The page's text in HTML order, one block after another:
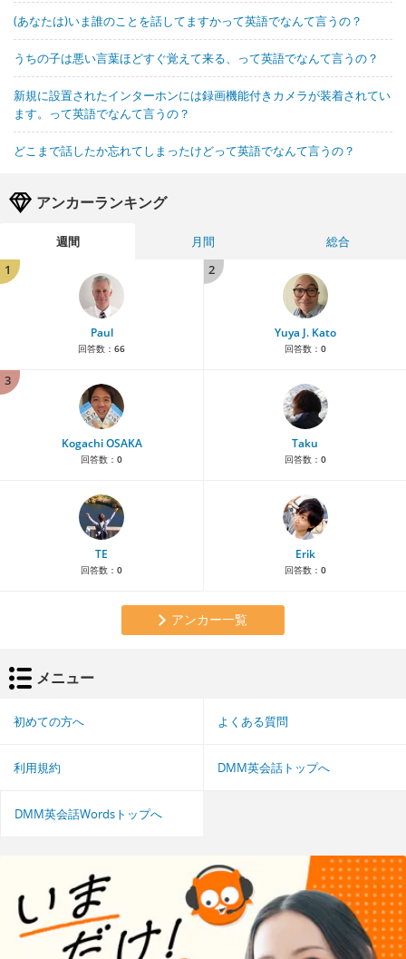
(あなたは)いま誰のことを話してますかって英語でなんて言うの？
うちの子は悪い言葉ほどすぐ覚えて来る、って英語でなんて言うの？
新規に設置されたインターホンには録画機能付きカメラが装着されてい
ます。って英語でなんて言うの？
どこまで話したか忘れてしまったけどって英語でなんて言うの？
アンカーランキング
週間 月間
総合
1
Paul
回答数： 66
2
Yuya J. Kato
回答数： 0
3
Kogachi OSAKA
回答数： 0
Taku
回答数： 0
TE
回答数： 0
Erik
回答数： 0
アンカー一覧
メニュー
初めての方へ よくある質問
利用規約 DMM英会話トップへ
DMM英会話Wordsトップへ